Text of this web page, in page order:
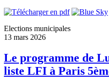
Elections municipales
13 mars 2026
Le programme de
liste LFI à Paris